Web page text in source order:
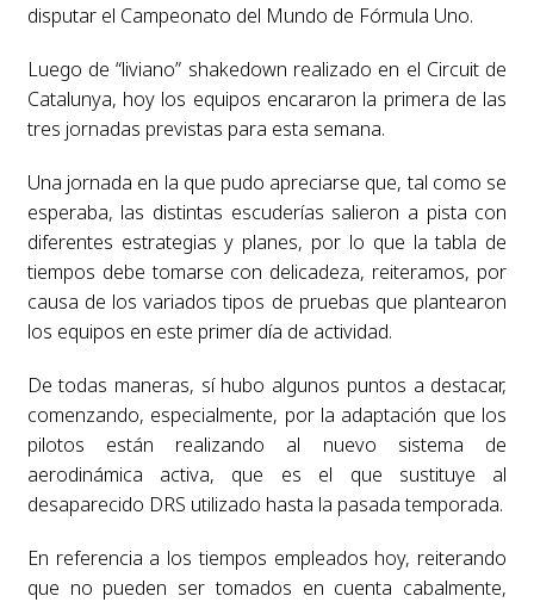
disputar el Campeonato del Mundo de Fórmula Uno.
Luego de “liviano” shakedown realizado en el Circuit de
Catalunya, hoy los equipos encararon la primera de las
tres jornadas previstas para esta semana.
Una jornada en la que pudo apreciarse que, tal como se
esperaba, las distintas escuderías salieron a pista con
diferentes estrategias y planes, por lo que la tabla de
tiempos debe tomarse con delicadeza, reiteramos, por
causa de los variados tipos de pruebas que plantearon
los equipos en este primer día de actividad.
De todas maneras, sí hubo algunos puntos a destacar,
comenzando, especialmente, por la adaptación que los
pilotos están realizando al nuevo sistema de
aerodinámica activa, que es el que sustituye al
desaparecido DRS utilizado hasta la pasada temporada.
En referencia a los tiempos empleados hoy, reiterando
que no pueden ser tomados en cuenta cabalmente,